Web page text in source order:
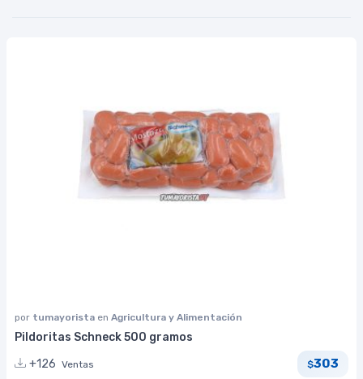
por tumayorista en Agricultura y Alimentación
Pildoritas Schneck 500 gramos
+126 Ventas $303